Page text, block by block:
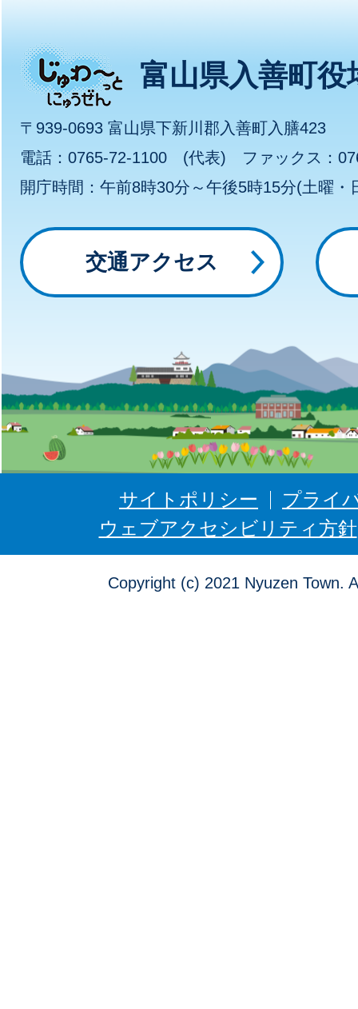
じ
ゅ
わ
～
っ
と
ゅ
う
ぜ
富山県入善町役
〒939-0693 富山県下新川郡入善町入膳423
電話：0765-72-1100 (代表) ファックス：
開庁時間：午前8時30分～午後5時15分(土曜
交通アクセス
サイトポリシー
プライ
ウェブアクセシビリティ方針
Copyright (c) 2021 Nyuzen Town.